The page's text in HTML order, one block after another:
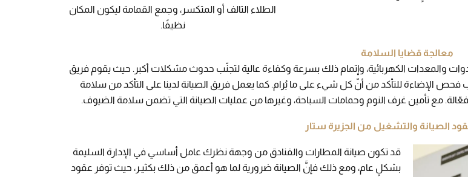
الطلاء التالف أو المتكسر، وجمع القمامة ليكون المكان
نظيفًا.
معالجة قضايا السلامة
والمعدات الكهربائية، وإتمام ذلك بسرعة وكفاءة عالية لتجنّب حدوث مشكلات أكبر. حيث يقوم فريق
فحص الإضاءة للتأكد من أنّ كل شيء على ما يُرام. كما يعمل فريق الصيانة لدينا على التأكد من سلامة
مع تأمين غرف النوم وحمامات السباحة، وغيرها من عمليات الصيانة التي تضمن سلامة الضيوف.
الصيانة والتشغيل من الجزيرة ستار
قد تكون صيانة المطارات والفنادق من وجهة نظرك عامل أساسي في الإدارة السليمة
بشكلٍ عام، ومع ذلك فإنَّ الصيانة ضرورية لما هو أعمق من ذلك بكثيـر، حيث توفر عقود